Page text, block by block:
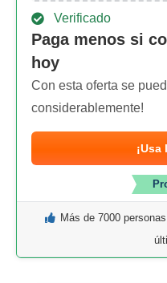
Verificado
Paga menos si
hoy
Con esta oferta se
considerablemente!
¡Usa
Más de 7000